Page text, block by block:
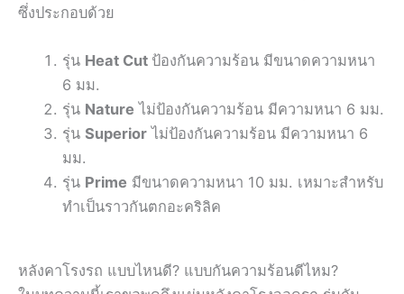
ซึ่งประกอบด้วย
รุ่น Heat Cut ป้องกันความร้อน มีขนาดความหนา
6 มม.
รุ่น Nature ไม่ป้องกันความร้อน มีความหนา 6 มม.
รุ่นSuperior ไม่ป้องกันความร้อน มีความหนา 6
มม.
รุ่น Prime มีขนาดความหนา 10 มม. เหมาะสำหรับ
ทำเป็นราวกันตกอะคริลิค
หลังคาโรงรถ แบบไหนดี? แบบกันความร้อนดีไหม?